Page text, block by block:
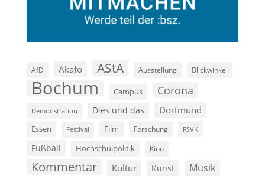
AfD Akafö AStA Ausstellung Blickwinkel
Bochum Campus Corona
Demonstration Diës und das Dortmund
Essen Festival Film Forschung FSVK
Fußball Hochschulpolitik Kino
Kommentar Kultur Kunst Musik